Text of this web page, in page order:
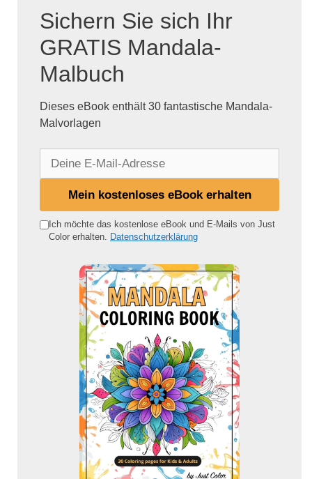
Sichern Sie sich Ihr
GRATIS Mandala-
Malbuch
Dieses eBook enthält 30 fantastische Mandala-
Malvorlagen
e
Mein kostenloses eBook erhalten
Ich möchte das kostenlose eBook und E-Mails von Just
Color erhalten. Datenschutzerklärung